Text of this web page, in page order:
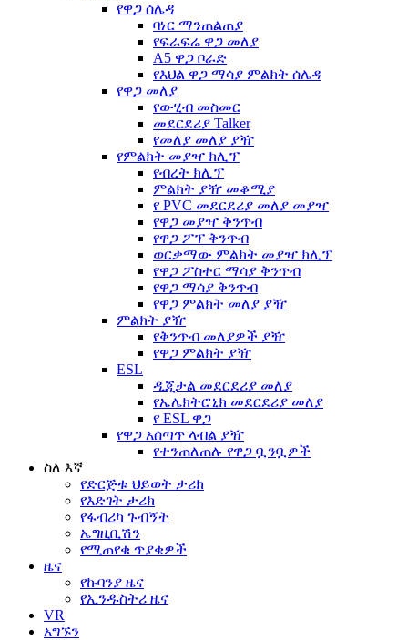
የዋጋ ሰሌዳ
ባነር ማንጠልጠያ
የፍራፍሬ ዋጋ መለያ
A5 ዋጋ ቦራድ
የእህል ዋጋ ማሳያ ምልክት ሰሌዳ
የዋጋ መለያ
የውሂብ መስመር
መደርደሪያ Talker
የመለያ መለያ ያዥ
የምልክት መያዣ ክሊፕ
የብረት ክሊፕ
ምልክት ያዥ መቆሚያ
የ PVC መደርደሪያ መለያ መያዣ
የዋጋ መያዣ ቅንጥብ
የዋጋ ፖፕ ቅንጥብ
ወርቃማው ምልክት መያዣ ክሊፕ
የዋጋ ፖስተር ማሳያ ቅንጥብ
የዋጋ ማሳያ ቅንጥብ
የዋጋ ምልክት መለያ ያዥ
ምልክት ያዥ
የቅንጥብ መለያዎች ያዥ
የዋጋ ምልክት ያዥ
ESL
ዲጂታል መደርደሪያ መለያ
የኤሌክትሮኒክ መደርደሪያ መለያ
የ ESL ዋጋ
የዋጋ አሰጣጥ ላብል ያዥ
የተንጠለጠሉ የዋጋ ቧንቧዎች
ስለ እኛ
የድርጅቱ ህይወት ታሪክ
የእድገት ታሪክ
የፋብሪካ ጉብኝት
ኤግዚቢሽን
የሚጠየቁ ጥያቄዎች
ዜና
የኩባንያ ዜና
የኢንዱስትሪ ዜና
VR
አግኙን